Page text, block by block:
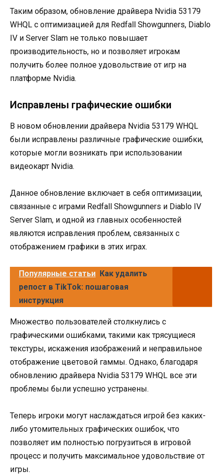
Таким образом, обновление драйвера Nvidia 53179
WHQL с оптимизацией для Redfall Showgunners, Diablo
IV и Server Slam не только повышает
производительность, но и позволяет игрокам
получить более полное удовольствие от игр на
платформе Nvidia.
Исправлены графические ошибки
В новом обновлении драйвера Nvidia 53179 WHQL
были исправлены различные графические ошибки,
которые могли возникать при использовании
видеокарт Nvidia.
Данное обновление включает в себя оптимизации,
связанные с играми Redfall Showgunners и Diablo IV
Server Slam, и одной из главных особенностей
являются исправления проблем, связанных с
отображением графики в этих играх.
Популярные статьи Как удалить
репост в TikTok: пошаговая
инструкция
Множество пользователей столкнулись с
графическими ошибками, такими как трясущиеся
текстуры, искажения изображений и неправильное
отображение цветовой гаммы. Однако, благодаря
обновлению драйвера Nvidia 53179 WHQL все эти
проблемы были успешно устранены.
Теперь игроки могут наслаждаться игрой без каких-
либо утомительных графических ошибок, что
позволяет им полностью погрузиться в игровой
процесс и получить максимальное удовольствие от
игры.